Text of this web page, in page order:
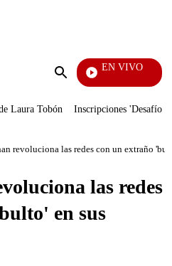
Enviar
EN VIVO
Se Dice De Mí
Laura Tobón Inscripciones 'Desafío'
revoluciona las redes con un extraño
las redes
en sus